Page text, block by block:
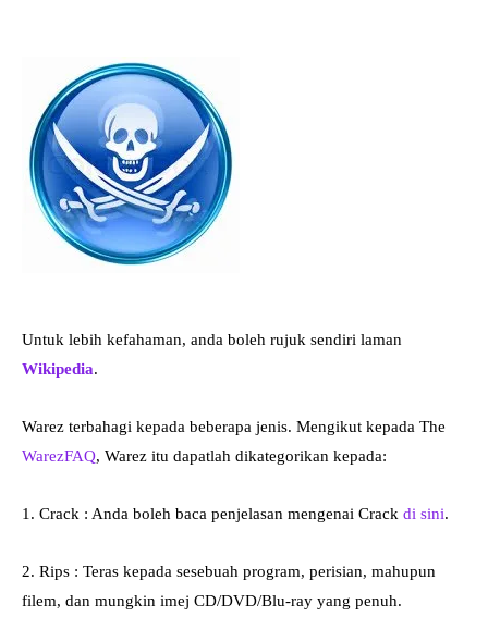
Untuk lebih kefahaman, anda boleh rujuk sendiri laman
Wikipedia.
Warez terbahagi kepada beberapa jenis. Mengikut kepada The
WarezFAQ, Warez itu dapatlah dikategorikan kepada:
1. Crack : Anda boleh baca penjelasan mengenai Crack di sini.
2. Rips : Teras kepada sesebuah program, perisian, mahupun
filem, dan mungkin imej CD/DVD/Blu-ray yang penuh.